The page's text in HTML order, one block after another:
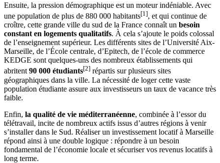
Ensuite, la pression démographique est un moteur indéniable. Avec
une population de plus de 880 000 habitants[1], et qui continue de
croître, cette grande ville du sud de la France connaît un besoin
constant en logements qualitatifs. À cela s’ajoute le poids colossal
de l’enseignement supérieur. Les différents sites de l’Université Aix-
Marseille, de l’École centrale, d’Epitech, de l’école de commerce
KEDGE sont quelques-uns des nombreux établissements qui
abritent 90 000 étudiants[2] répartis sur plusieurs sites
géographiques dans la ville. La nécessité de loger cette vaste
population étudiante assure aux investisseurs un taux de vacance très
faible.
Enfin, la qualité de vie méditerranéenne, combinée à l’essor du
télétravail, incite de nombreux actifs issus d’autres régions à venir
s’installer dans le Sud. Réaliser un investissement locatif à Marseille
répond ainsi à une double logique : répondre à un besoin
fondamental de l’économie locale et sécuriser vos revenus locatifs à
long terme.